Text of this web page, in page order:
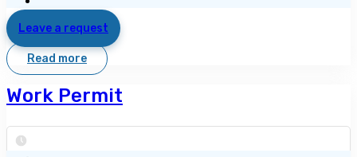
Leave a request
Read more
Work Permit